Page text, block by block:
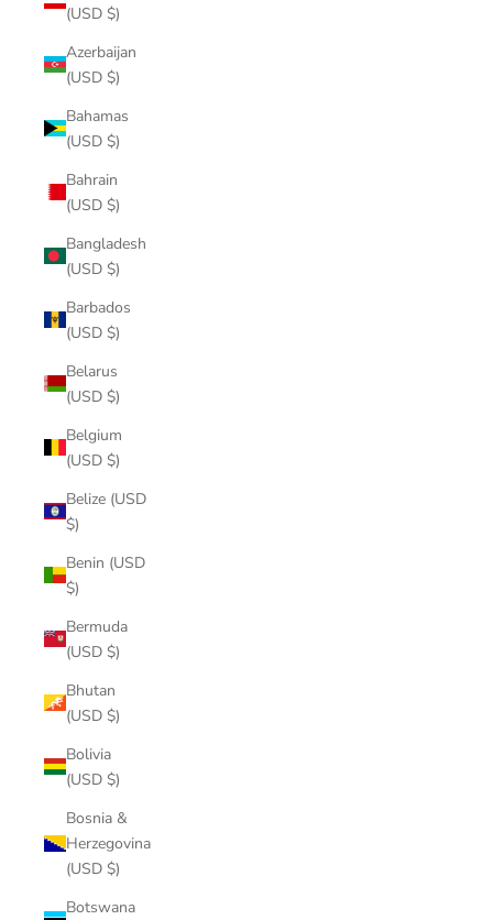
(USD $)
Azerbaijan
(USD $)
Bahamas
(USD $)
Bahrain
(USD $)
Bangladesh
(USD $)
Barbados
(USD $)
Belarus
(USD $)
Belgium
(USD $)
Belize (USD
$)
Benin (USD
$)
Bermuda
(USD $)
Bhutan
(USD $)
Bolivia
(USD $)
Bosnia &
Herzegovina
(USD $)
Botswana